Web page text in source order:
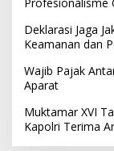
Deklarasi Jaga
Keamanan dan
Wajib Pajak
Aparat
Muktamar XVI
Kapolri Terima